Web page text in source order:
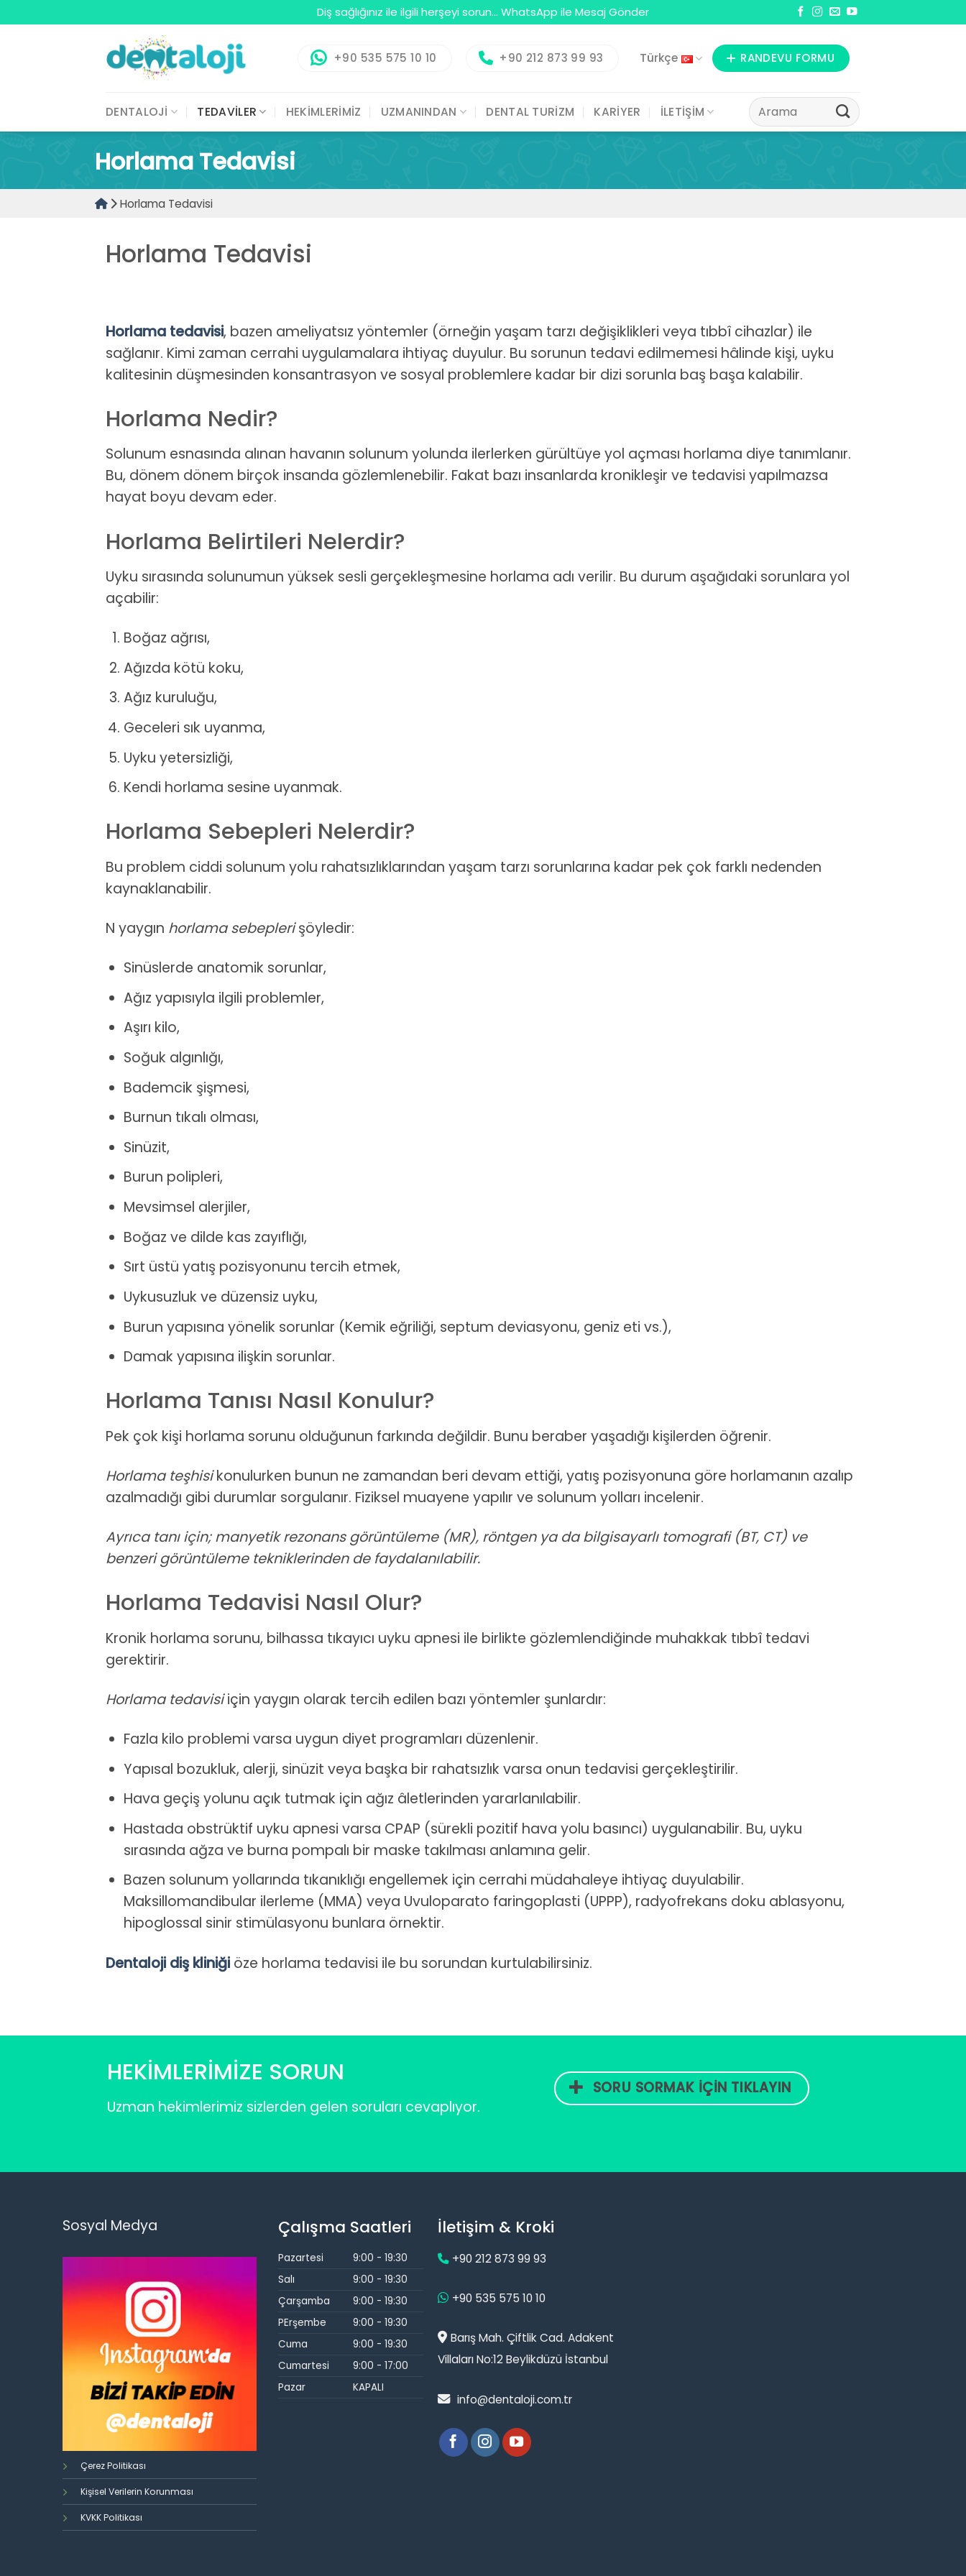
Diş sağlığınız ile ilgili herşeyi sorun... WhatsApp ile Mesaj Gönder
+90 535 575 10 10 +90 212 873 99 93 Türkçe RANDEVU FORMU
DENTALOJİ TEDAVİLER HEKİMLERİMİZ UZMANINDAN DENTAL TURİZM KARİYER İLETİŞİM
Horlama Tedavisi
Horlama Tedavisi
Horlama Tedavisi
Horlama tedavisi, bazen ameliyatsız yöntemler (örneğin yaşam tarzı değişiklikleri veya tıbbî cihazlar) ile
sağlanır. Kimi zaman cerrahi uygulamalara ihtiyaç duyulur. Bu sorunun tedavi edilmemesi hâlinde kişi, uyku
kalitesinin düşmesinden konsantrasyon ve sosyal problemlere kadar bir dizi sorunla baş başa kalabilir.
Horlama Nedir?
Solunum esnasında alınan havanın solunum yolunda ilerlerken gürültüye yol açması horlama diye tanımlanır.
Bu, dönem dönem birçok insanda gözlemlenebilir. Fakat bazı insanlarda kronikleşir ve tedavisi yapılmazsa
hayat boyu devam eder.
Horlama Belirtileri Nelerdir?
Uyku sırasında solunumun yüksek sesli gerçekleşmesine horlama adı verilir. Bu durum aşağıdaki sorunlara yol
açabilir:
Boğaz ağrısı,
Ağızda kötü koku,
Ağız kuruluğu,
Geceleri sık uyanma,
Uyku yetersizliği,
Kendi horlama sesine uyanmak.
Horlama Sebepleri Nelerdir?
Bu problem ciddi solunum yolu rahatsızlıklarından yaşam tarzı sorunlarına kadar pek çok farklı nedenden
kaynaklanabilir.
N yaygın horlama sebeplerişöyledir:
Sinüslerde anatomik sorunlar,
Ağız yapısıyla ilgili problemler,
Aşırı kilo,
Soğuk algınlığı,
Bademcik şişmesi,
Burnun tıkalı olması,
Sinüzit,
Burun polipleri,
Mevsimsel alerjiler,
Boğaz ve dilde kas zayıflığı,
Sırt üstü yatış pozisyonunu tercih etmek,
Uykusuzluk ve düzensiz uyku,
Burun yapısına yönelik sorunlar (Kemik eğriliği, septum deviasyonu, geniz eti vs.),
Damak yapısına ilişkin sorunlar.
Horlama Tanısı Nasıl Konulur?
Pek çok kişi horlama sorunu olduğunun farkında değildir. Bunu beraber yaşadığı kişilerden öğrenir.
Horlama teşhisikonulurken bunun ne zamandan beri devam ettiği, yatış pozisyonuna göre horlamanın azalıp
azalmadığı gibi durumlar sorgulanır. Fiziksel muayene yapılır ve solunum yolları incelenir.
Ayrıca tanı için; manyetik rezonans görüntüleme (MR), röntgen ya da bilgisayarlı tomografi (BT, CT) ve
benzeri görüntüleme tekniklerinden de faydalanılabilir.
Horlama Tedavisi Nasıl Olur?
Kronik horlama sorunu, bilhassa tıkayıcı uyku apnesi ile birlikte gözlemlendiğinde muhakkak tıbbî tedavi
gerektirir.
Horlama tedavisiiçin yaygın olarak tercih edilen bazı yöntemler şunlardır:
Fazla kilo problemi varsa uygun diyet programları düzenlenir.
Yapısal bozukluk, alerji, sinüzit veya başka bir rahatsızlık varsa onun tedavisi gerçekleştirilir.
Hava geçiş yolunu açık tutmak için ağız âletlerinden yararlanılabilir.
Hastada obstrüktif uyku apnesi varsa CPAP (sürekli pozitif hava yolu basıncı) uygulanabilir. Bu, uyku
sırasında ağza ve burna pompalı bir maske takılması anlamına gelir.
Bazen solunum yollarında tıkanıklığı engellemek için cerrahi müdahaleye ihtiyaç duyulabilir.
Maksillomandibular ilerleme (MMA) veya Uvuloparato faringoplasti (UPPP), radyofrekans doku ablasyonu,
hipoglossal sinir stimülasyonu bunlara örnektir.
Dentaloji diş kliniği öze horlama tedavisi ile bu sorundan kurtulabilirsiniz.
HEKİMLERİMİZE SORUN
Uzman hekimlerimiz sizlerden gelen soruları cevaplıyor.
SORU SORMAK İÇİN TIKLAYIN
Sosyal Medya
Çerez Politikası
Kişisel Verilerin Korunması
KVKK Politikası
Çalışma Saatleri
Pazartesi
9:00 - 19:30
Salı
9:00 - 19:30
Çarşamba
9:00 - 19:30
PErşembe
9:00 - 19:30
Cuma
9:00 - 19:30
Cumartesi
9:00 - 17:00
Pazar
KAPALI
İletişim & Kroki
+90 212 873 99 93
+90 535 575 10 10
Barış Mah. Çiftlik Cad. Adakent
Villaları No:12 Beylikdüzü İstanbul
info@dentaloji.com.tr